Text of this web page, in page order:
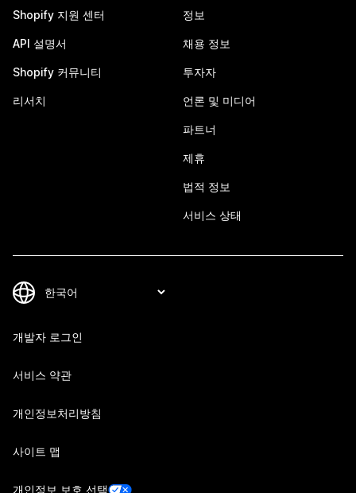
Shopify 지원 센터
API 설명서
Shopify 커뮤니티
리서치
정보
채용 정보
투자자
언론 및 미디어
파트너
제휴
법적 정보
서비스 상태
개발자 로그인
서비스 약관
개인정보처리방침
사이트 맵
개인정보 보호 선택